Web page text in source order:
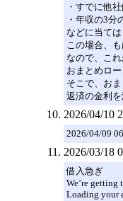
・すでに他
・年収の3分
などに当て
この場合、
なので、こ
おまとめロ
そこで、お
返済の金利
2026/04/10
2026/04/09
2026/03/18
借入急ぎ
We’re getting
Loading your